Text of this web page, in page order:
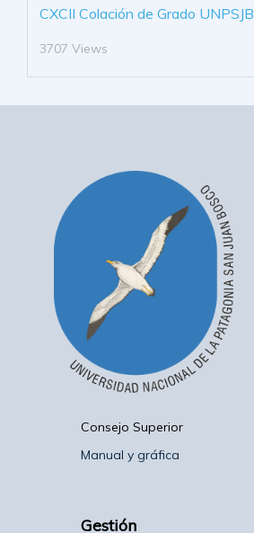
CXCII Colación de Grado UNPSJB
3707 Views
Consejo Superior
Manual y gráfica
Gestión